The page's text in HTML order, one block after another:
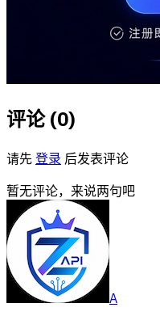
评论 (0)
请先 登录 后发表评论
暂无评论，来说两句吧
A